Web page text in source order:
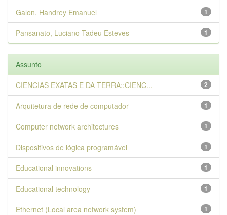
1
Galon, Handrey Emanuel
1
Pansanato, Luciano Tadeu Esteves
Assunto
2
CIENCIAS EXATAS E DA TERRA::CIENC...
1
Arquitetura de rede de computador
1
Computer network architectures
1
Dispositivos de lógica programável
1
Educational innovations
1
Educational technology
1
Ethernet (Local area network system)